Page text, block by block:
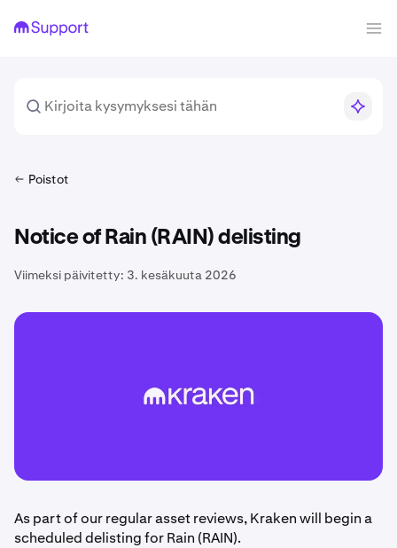
Poistot
Notice of Rain (RAIN) delisting
Viimeksi päivitetty: 3. kesäkuuta 2026
As part of our regular asset reviews, Kraken will begin a
scheduled delisting for Rain (RAIN).